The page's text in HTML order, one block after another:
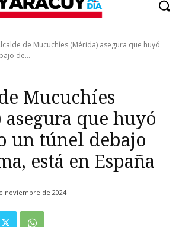
de Mucuchíes (Mérida) asegura que huyó
de...
Mucuchíes
que huyó
un túnel debajo
está en España
noviembre de 2024